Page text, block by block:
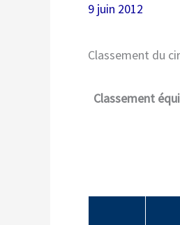
9 juin 2012
Classement du
Classement